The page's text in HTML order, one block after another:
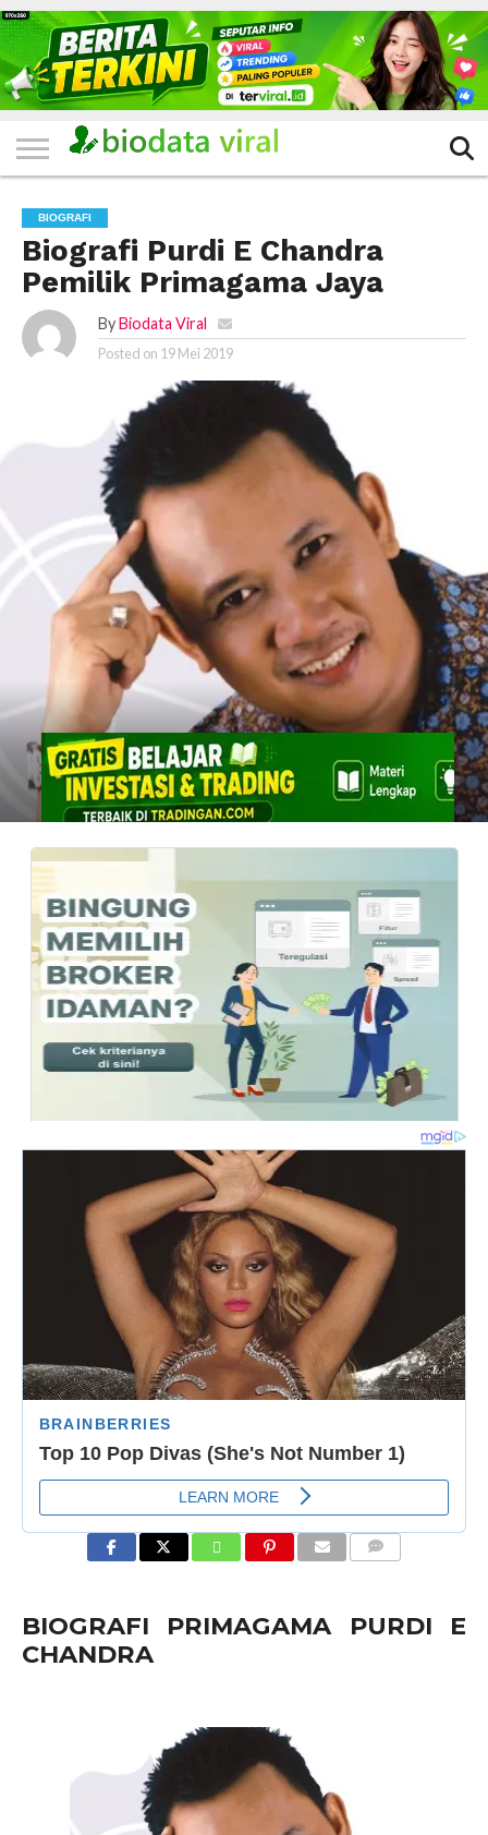
HOME
FILTER
KATEGORI
IKLAN
GRATIS
TERVIRAL
TRADING
KOMUNITAS
BERITA
BISNIS
LAINNYA
BIOGRAFI
Biografi Purdi E Chandra
Pemilik Primagama Jaya
By Biodata Viral
Posted on 19 Mei 2019
BIOGRAFI PRIMAGAMA PURDI E
CHANDRA